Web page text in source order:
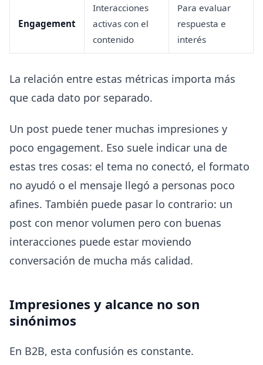
Engagement
Interacciones
activas con el
contenido
Para evaluar
respuesta e
interés
La relación entre estas métricas importa más
que cada dato por separado.
Un post puede tener muchas impresiones y
poco engagement. Eso suele indicar una de
estas tres cosas: el tema no conectó, el formato
no ayudó o el mensaje llegó a personas poco
afines. También puede pasar lo contrario: un
post con menor volumen pero con buenas
interacciones puede estar moviendo
conversación de mucha más calidad.
Impresiones y alcance no son
sinónimos
En B2B, esta confusión es constante.